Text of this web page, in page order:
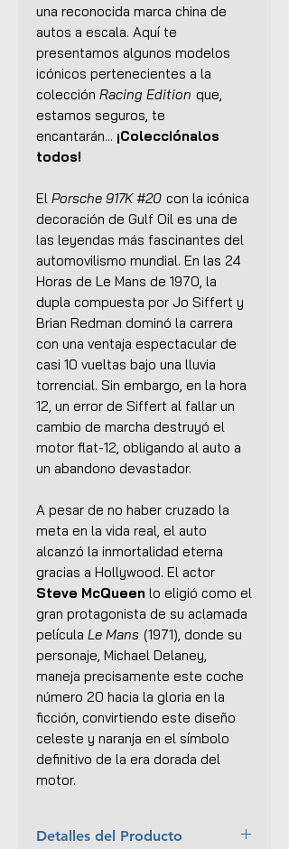
una reconocida marca china de
autos a escala. Aquí te
presentamos algunos modelos
icónicos pertenecientes a la
colección Racing Edition que,
estamos seguros, te
encantarán... ¡Colecciónalos
todos!
El Porsche 917K #20 con la icónica
decoración de Gulf Oil es una de
las leyendas más fascinantes del
automovilismo mundial. En las 24
Horas de Le Mans de 1970, la
dupla compuesta por Jo Siffert y
Brian Redman dominó la carrera
con una ventaja espectacular de
casi 10 vueltas bajo una lluvia
torrencial. Sin embargo, en la hora
12, un error de Siffert al fallar un
cambio de marcha destruyó el
motor flat-12, obligando al auto a
un abandono devastador.
A pesar de no haber cruzado la
meta en la vida real, el auto
alcanzó la inmortalidad eterna
gracias a Hollywood. El actor
Steve McQueen lo eligió como el
gran protagonista de su aclamada
película Le Mans (1971), donde su
personaje, Michael Delaney,
maneja precisamente este coche
número 20 hacia la gloria en la
ficción, convirtiendo este diseño
celeste y naranja en el símbolo
definitivo de la era dorada del
motor.
Detalles del Producto